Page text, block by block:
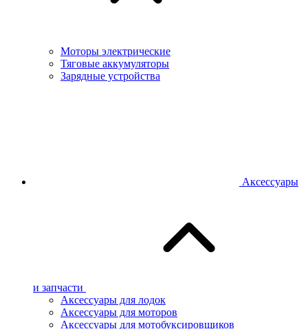
Моторы электрические
Тяговые аккумуляторы
Зарядные устройства
Аксессуары
и запчасти
Аксессуары для лодок
Аксессуары для моторов
Аксессуары для мотобуксировщиков